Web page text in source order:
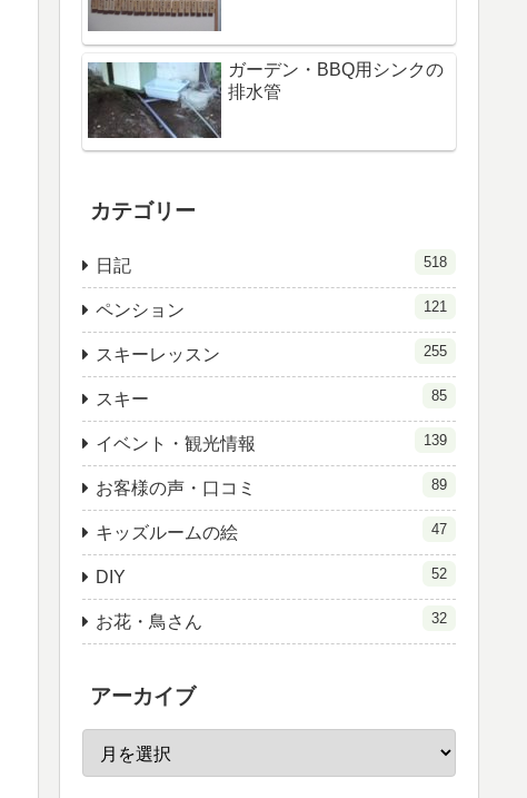
ガーデン・BBQ用シンクの
排水管
カテゴリー
日記 518
ペンション 121
スキーレッスン 255
スキー 85
イベント・観光情報 139
お客様の声・口コミ 89
キッズルームの絵 47
DIY 52
お花・鳥さん 32
アーカイブ